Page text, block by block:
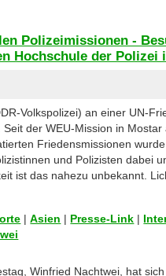
Polizeimissionen -
Hochschule der
Volkspolizei) an einer UN-
der WEU-Mission in
Friedensmissionen
und Polizisten dabei
ist das nahezu unbekannt.
|Asien | Presse-Link |
Winfried Nachtwei, hat